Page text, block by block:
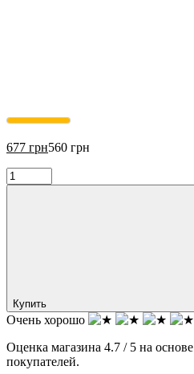
677 грн560 грн
Купить
Очень хорошо
Оценка магазина 4.7 / 5 на основе
покупателей.